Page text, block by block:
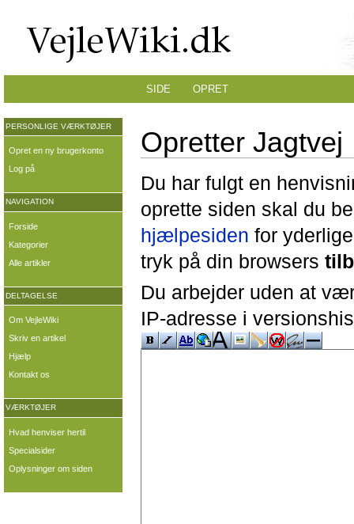
Opretter Jagtvej
Du har fulgt en
oprette siden skal du
hjælpesiden for
tryk på din browsers
Du arbejder uden at
IP-adresse i
SIDE OPRET
PERSONLIGE VÆRKTØJER
Opret en ny brugerkonto
Log på
NAVIGATION
Forside
Kategorier
Alle artikler
DELTAGELSE
Om VejleWiki
Skriv en artikel
Hjælp
Kontakt os
VÆRKTØJER
Hvad henviser hertil
Specialsider
Oplysninger om siden